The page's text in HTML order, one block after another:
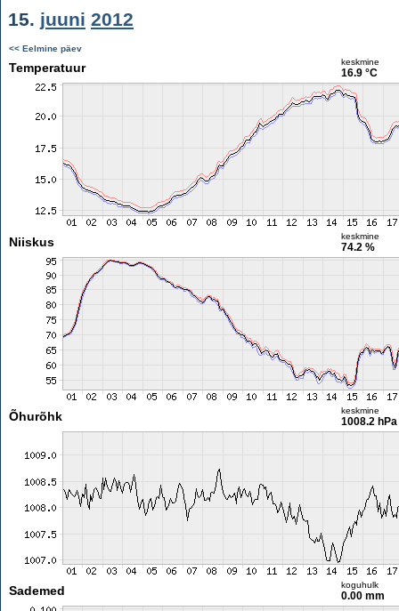
15. juuni 2012
<< Eelmine päev
Temperatuur keskmine
16.9 °C
Niiskus keskmine
74.2 %
Õhurõhk keskmine
1008.2 hPa
Sademed koguhulk
0.00 mm